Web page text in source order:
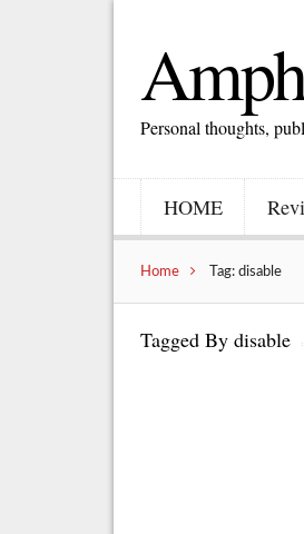
Personal thoughts,
HOME
Home Tag: disable
Tagged By disable